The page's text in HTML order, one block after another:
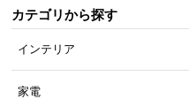
カテゴリから探す
インテリア
家電